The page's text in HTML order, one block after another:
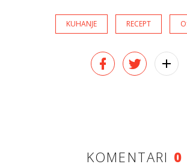
KUHANJE RECEPT
KOMENTARI 0